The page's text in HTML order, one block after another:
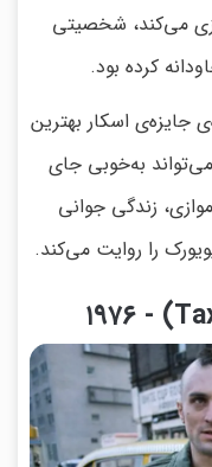
می‌کند، شخصیتی
کرده بود.
جایزه‌ی اسکار بهترین
به‌خوبی جای
زندگی جوانی
را روایت می‌کند.